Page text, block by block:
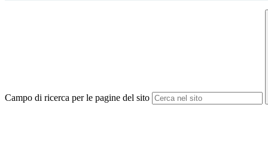
Campo di ricerca per le pagine del sito